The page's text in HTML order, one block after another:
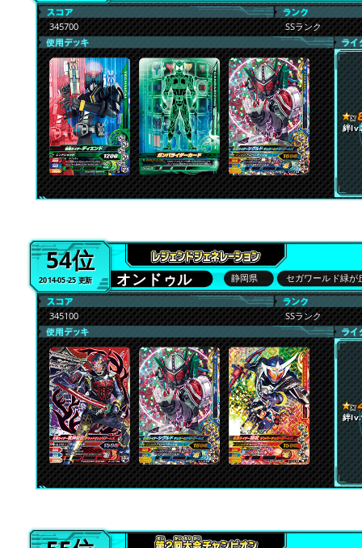
345700 SSランク
絆
54位
2014-05-25 更新 オンドゥル 静岡県 セガワールド緑が
345100 SSランク
絆